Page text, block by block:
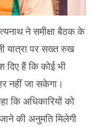
ने समीक्षा बैठक के
यात्रा पर सख्त रुख
दिए हैं कि कोई भी
नहीं जा सकेगा।
कि अधिकारियों को
की अनुमति मिलेगी